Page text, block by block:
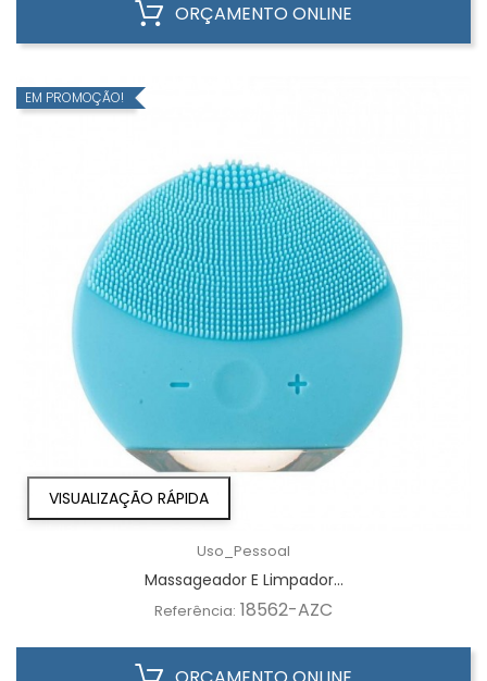
ORÇAMENTO ONLINE
VISUALIZAÇÃO RÁPIDA
EM PROMOÇÃO!
Uso_Pessoal
Massageador E Limpador...
Referência: 18562-AZC